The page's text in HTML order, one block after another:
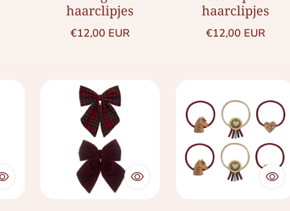
haarclipjes
Normale prijs
€12,00 EUR
haarclipjes
Normale prijs
€12,00 EUR